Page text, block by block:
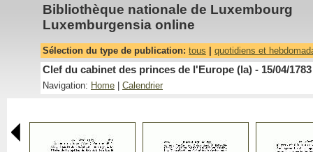
Bibliothèque nationale de Luxembourg
Luxemburgensia online
Sélection du type de publication: tous quotidiens et
Clef du cabinet des princes de l'Europe (la) - 15/04/1783
Navigation: Home Calendrier